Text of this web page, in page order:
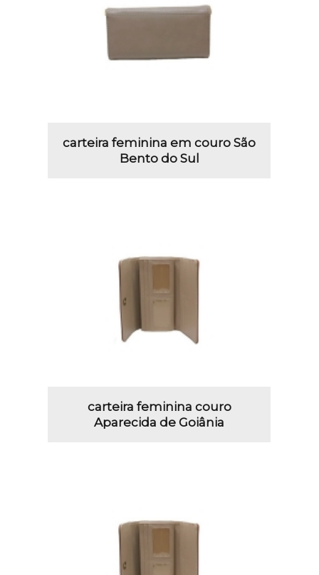
carteira feminina em couro São
Bento do Sul
carteira feminina couro
Aparecida de Goiânia